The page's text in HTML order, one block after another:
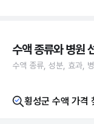
수액 종류와 병원
수액 종류, 성분, 효과,
횡성군 수액 가격